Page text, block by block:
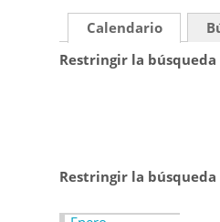
Calendario
Restringir la
Restringir la